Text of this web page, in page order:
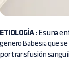
ETIOLOGÍA: Es una
género Babesia que
por transfusión